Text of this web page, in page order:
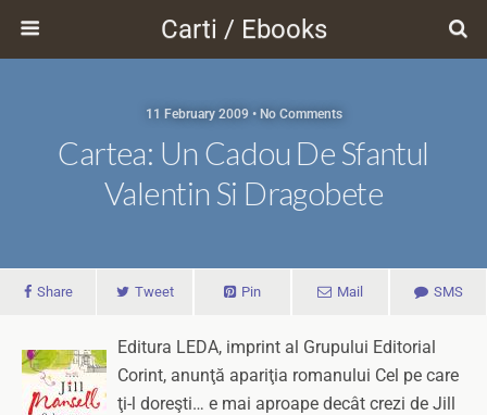
Carti / Ebooks
11 February 2009 • No Comments
Cartea: Un Cadou De Sfantul
Valentin Si Dragobete
Share Tweet Pin Mail SMS
Editura LEDA, imprint al Grupului Editorial
Corint, anunţă apariţia romanului Cel pe care
ţi-l doreşti… e mai aproape decât crezi de Jill